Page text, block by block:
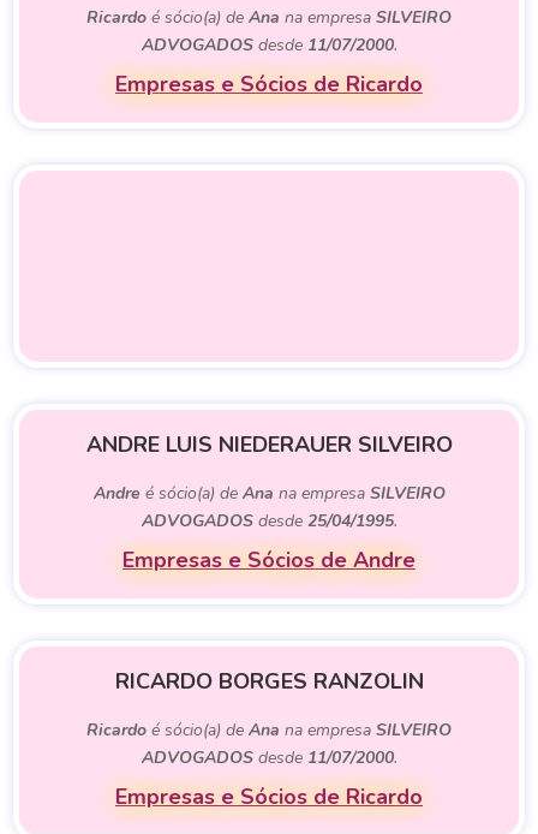
Ricardo é sócio(a) de Ana na empresa SILVEIRO
ADVOGADOSdesde 11/07/2000.
Empresas e Sócios de Ricardo
ANDRE LUIS NIEDERAUER SILVEIRO
Andre é sócio(a) de Ana na empresa SILVEIRO
ADVOGADOSdesde 25/04/1995.
Empresas e Sócios de Andre
RICARDO BORGES RANZOLIN
Ricardo é sócio(a) de Ana na empresa SILVEIRO
ADVOGADOSdesde 11/07/2000.
Empresas e Sócios de Ricardo